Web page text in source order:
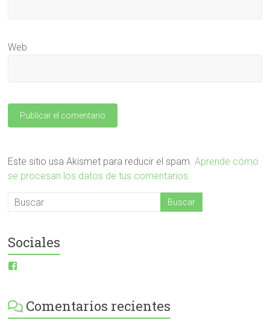
Web
Este sitio usa Akismet para reducir el spam.Aprende cómo
se procesan los datos de tus comentarios.
Sociales
English-
Spanish-
Comentarios recientes